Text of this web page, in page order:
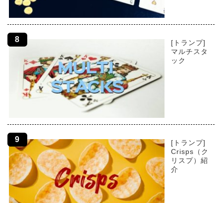
[トランプ]
マルチスタ
ック
[トランプ]
Crisps（ク
リスプ）紹
介